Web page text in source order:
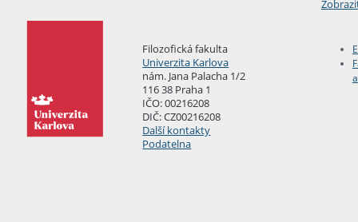
Filozofická fakulta
Univerzita Karlova
nám. Jana Palacha 1/2
116 38 Praha 1
IČO: 00216208
DIČ: CZ00216208
Další kontakty
Podatelna